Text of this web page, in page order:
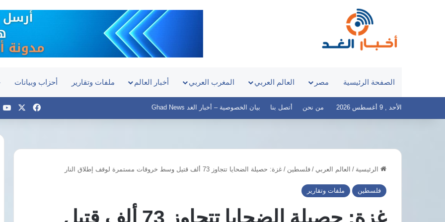
الصفحة الرئيسية مصر العالم العربي المغرب العربي أخبار العالم ملفات وتقارير أحزاب وبيانات
الأحد , 9 أغسطس 2026 من نحن أتصل بنا بيان الخصوصية – أخبار الغد Ghad News فيسبوك
الرئيسية / العالم العربي / فلسطين / غزة: حصيلة الضحايا تتجاوز 73 ألف قتيل وسط خروقات مستمرة لوقف إطلاق النار
فلسطين ملفات وتقارير
السيسي
بالثأر
المرحلة